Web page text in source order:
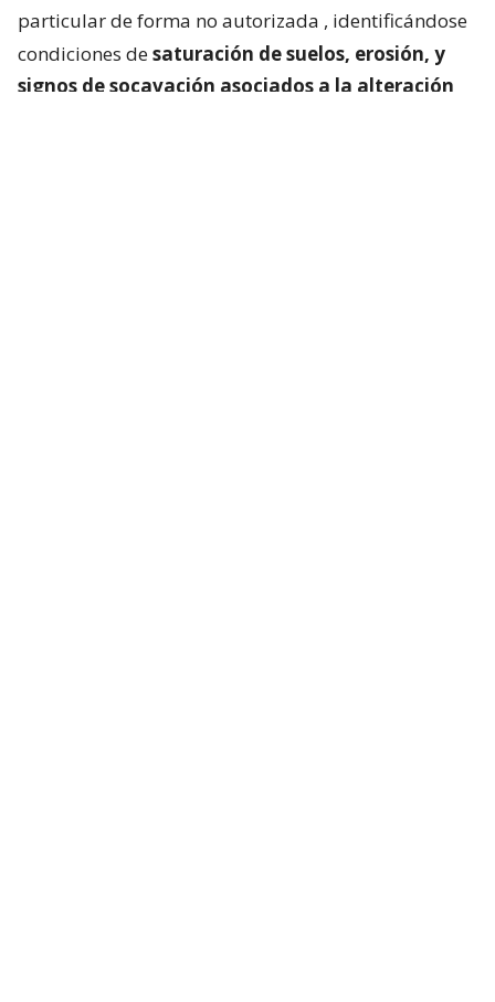
particular de forma no autorizada , identificándose
condiciones desaturación de suelos, erosión, y
signos de socavación asociados a la alteración